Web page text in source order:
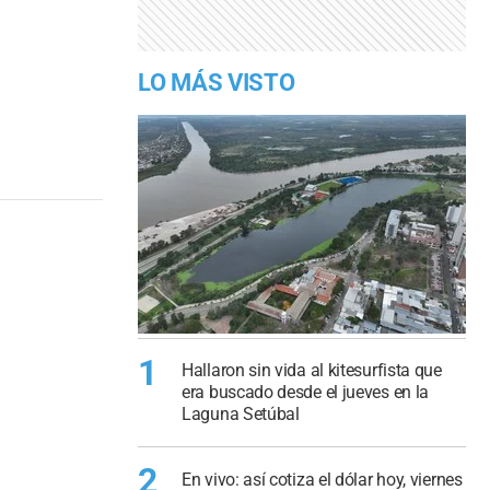
LO MÁS VISTO
1
Hallaron sin vida al kitesurfista que
era buscado desde el jueves en la
Laguna Setúbal
En vivo: así cotiza el dólar hoy, viernes